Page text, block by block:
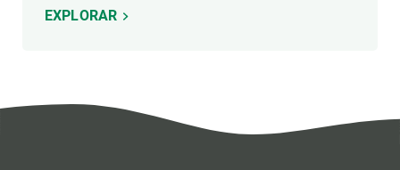
EXPLORAR